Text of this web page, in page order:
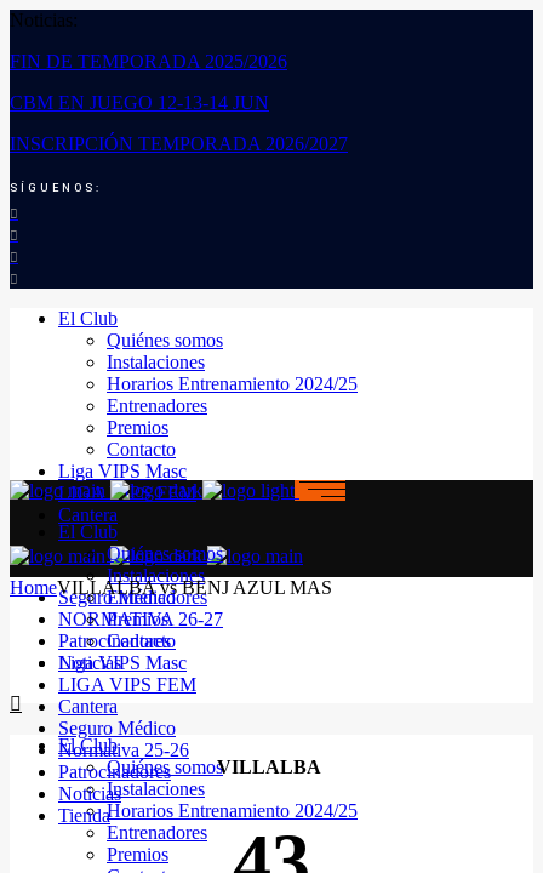
Noticias:
FIN DE TEMPORADA 2025/2026
CBM EN JUEGO 12-13-14 JUN
INSCRIPCIÓN TEMPORADA 2026/2027
SÍGUENOS:
El Club
Quiénes somos
Instalaciones
Horarios Entrenamiento 2024/25
Entrenadores
Premios
Contacto
Liga VIPS Masc
LIGA VIPS FEM
Cantera
Seguro Médico
NORMATIVA 26-27
Patrocinadores
Noticias
El Club
Quiénes somos
Instalaciones
Horarios Entrenamiento 2024/25
Entrenadores
Premios
El Club
Quiénes somos
Instalaciones
Entrenadores
Premios
Contacto
Liga VIPS Masc
LIGA VIPS FEM
Cantera
Seguro Médico
Normativa 25-26
Patrocinadores
Noticias
Tienda
HomeVILLALBA vs BENJ AZUL MAS
VILLALBA